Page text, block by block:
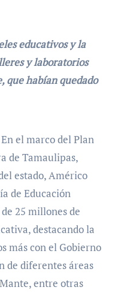
educativos y la
y laboratorios
que habían quedado
el marco del Plan
de Tamaulipas,
estado, Américo
de Educación
25 millones de
destacando la
más con el Gobierno
de diferentes áreas
entre otras